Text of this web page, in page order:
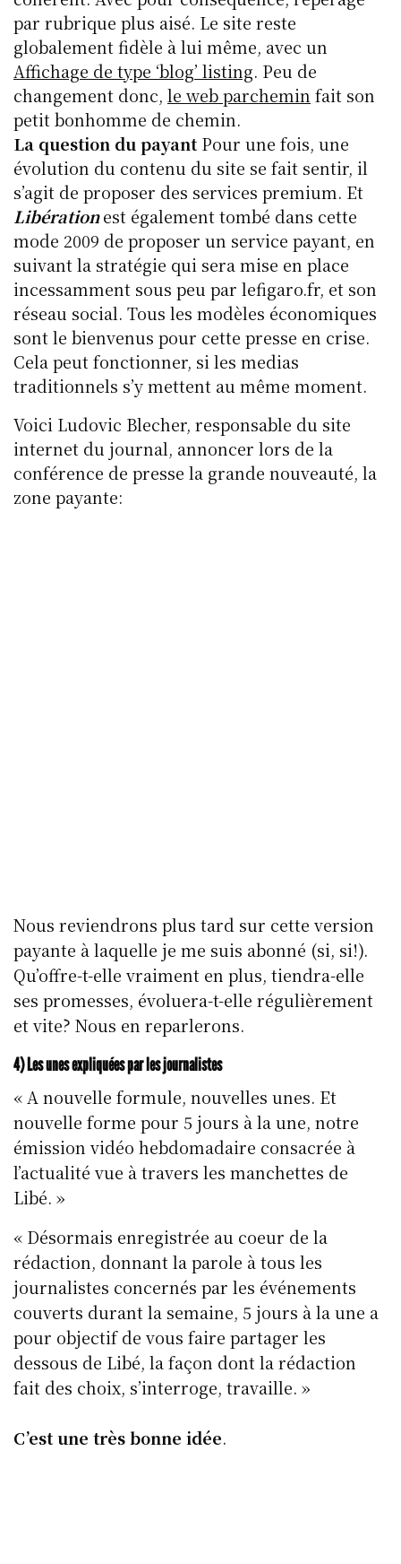
par rubrique plus aisé. Le site reste
globalement fidèle à lui même, avec un
Affichage de type ‘blog’ listing. Peu de
changement donc, le web parchemin fait son
petit bonhomme de chemin.
La question du payantPour une fois, une
évolution du contenu du site se fait sentir, il
s’agit de proposer des services premium. Et
Libérationest également tombé dans cette
mode 2009 de proposer un service payant, en
suivant la stratégie qui sera mise en place
incessamment sous peu par lefigaro.fr, et son
réseau social. Tous les modèles économiques
sont le bienvenus pour cette presse en crise.
Cela peut fonctionner, si les medias
traditionnels s’y mettent au même moment.
Voici Ludovic Blecher, responsable du site
internet du journal, annoncer lors de la
conférence de presse la grande nouveauté, la
zone payante:
Nous reviendrons plus tard sur cette version
payante à laquelle je me suis abonné (si, si!).
Qu’offre-t-elle vraiment en plus, tiendra-elle
ses promesses, évoluera-t-elle régulièrement
et vite? Nous en reparlerons.
4) Les unes expliquées par les journalistes
« A nouvelle formule, nouvelles unes. Et
nouvelle forme pour 5 jours à la une, notre
émission vidéo hebdomadaire consacrée à
l’actualité vue à travers les manchettes de
Libé. »
« Désormais enregistrée au coeur de la
rédaction, donnant la parole à tous les
journalistes concernés par les événements
couverts durant la semaine, 5 jours à la une a
pour objectif de vous faire partager les
dessous de Libé, la façon dont la rédaction
fait des choix, s’interroge, travaille. »
C’est une très bonne idée.